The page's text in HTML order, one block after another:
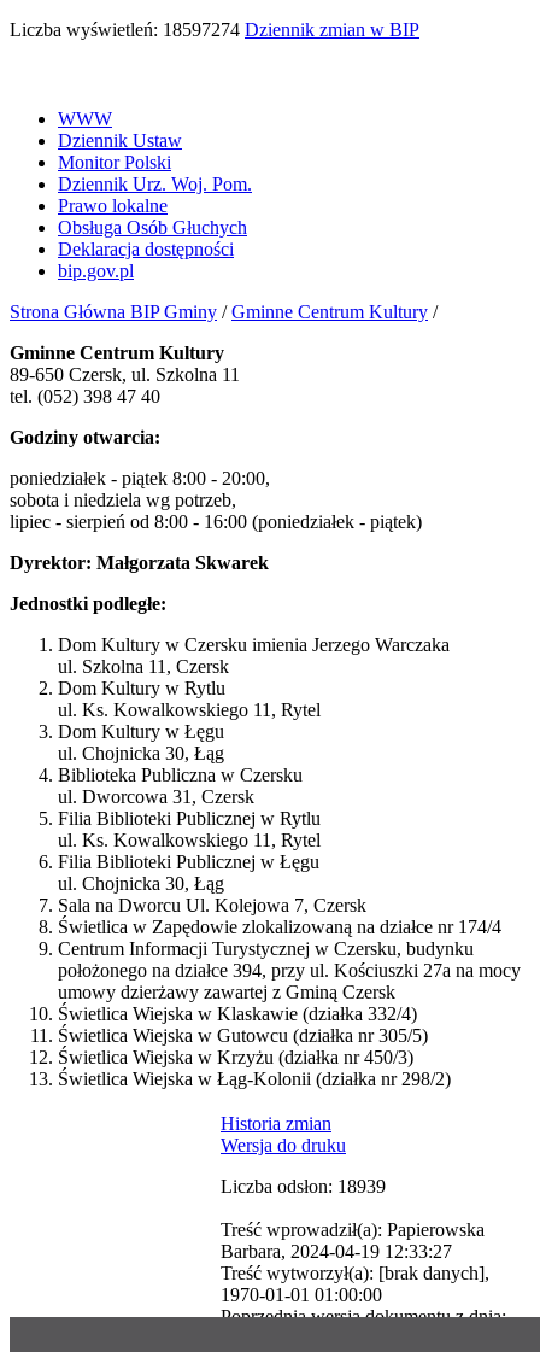
Liczba wyświetleń: 18597274 Dziennik zmian w BIP
WWW
Dziennik Ustaw
Monitor Polski
Dziennik Urz. Woj. Pom.
Prawo lokalne
Obsługa Osób Głuchych
Deklaracja dostępności
bip.gov.pl
Strona Główna BIP Gminy /Gminne Centrum Kultury /
Gminne Centrum Kultury
89-650 Czersk, ul. Szkolna 11
tel. (052) 398 47 40
Godziny otwarcia:
poniedziałek - piątek 8:00 - 20:00,
sobota i niedziela wg potrzeb,
lipiec - sierpień od 8:00 - 16:00 (poniedziałek - piątek)
Dyrektor: Małgorzata Skwarek
Jednostki podległe:
Dom Kultury w Czersku imienia Jerzego Warczaka
ul. Szkolna 11, Czersk
Dom Kultury w Rytlu
ul. Ks. Kowalkowskiego 11, Rytel
Dom Kultury w Łęgu
ul. Chojnicka 30, Łąg
Biblioteka Publiczna w Czersku
ul. Dworcowa 31, Czersk
Filia Biblioteki Publicznej w Rytlu
ul. Ks. Kowalkowskiego 11, Rytel
Filia Biblioteki Publicznej w Łęgu
ul. Chojnicka 30, Łąg
Sala na Dworcu Ul. Kolejowa 7, Czersk
Świetlica w Zapędowie zlokalizowaną na działce nr 174/4
Centrum Informacji Turystycznej w Czersku, budynku
położonego na działce 394, przy ul. Kościuszki 27a na mocy
umowy dzierżawy zawartej z Gminą Czersk
Świetlica Wiejska w Klaskawie (działka 332/4)
Świetlica Wiejska w Gutowcu (działka nr 305/5)
Świetlica Wiejska w Krzyżu (działka nr 450/3)
Świetlica Wiejska w Łąg-Kolonii (działka nr 298/2)
Historia zmian
Wersja do druku
Liczba odsłon: 18939
Treść wprowadził(a): Papierowska
Barbara, 2024-04-19 12:33:27
Treść wytworzył(a): [brak danych],
1970-01-01 01:00:00
Poprzednia wersja dokumentu z dnia: